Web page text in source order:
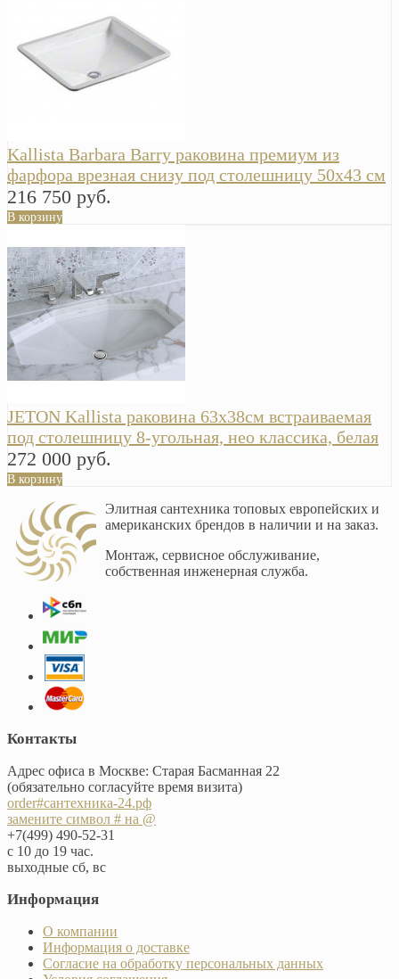
Kallista Barbara Barry раковина премиум из
фарфора врезная снизу под столешницу 50х43 см
216 750 руб.
В корзину
JETON Kallista раковина 63х38см встраиваемая
под столешницу 8-угольная, нео классика, белая
272 000 руб.
В корзину
Элитная сантехника топовых европейских и
американских брендов в наличии и на заказ.
Монтаж, сервисное обслуживание,
собственная инженерная служба.
Контакты
Адрес офиса в Москве: Старая Басманная 22
(обязательно согласуйте время визита)
order#сантехника-24.рф
замените символ # на @
+7(499) 490-52-31
с 10 до 19 час.
выходные сб, вс
Информация
О компании
Информация о доставке
Согласие на обработку персональных данных